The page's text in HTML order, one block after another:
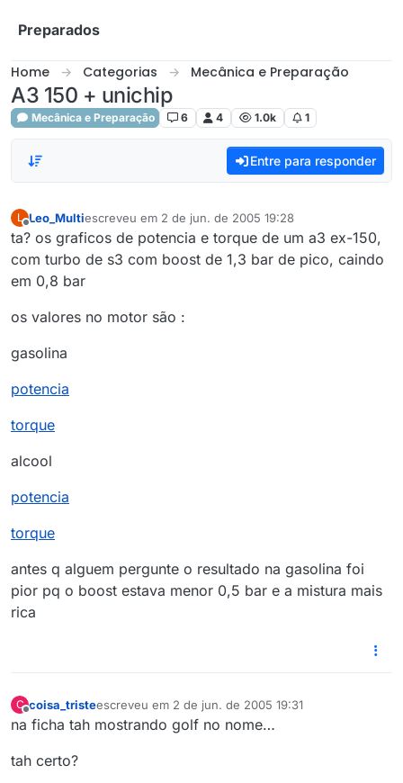
Preparados
Home Categorias Mecânica e Preparação
A3 150 + unichip
Mecânica e Preparação 6 4 1.0k 1
Entre para responder
L
Offline
Leo_Multiescreveu em 2 de jun. de 2005 19:28
última edição por
ta? os graficos de potencia e torque de um a3 ex-150,
com turbo de s3 com boost de 1,3 bar de pico, caindo
em 0,8 bar
os valores no motor são :
gasolina
potencia
torque
alcool
potencia
torque
antes q alguem pergunte o resultado na gasolina foi
pior pq o boost estava menor 0,5 bar e a mistura mais
rica
C
Offline
coisa_tristeescreveu em 2 de jun. de 2005 19:31
última edição por
na ficha tah mostrando golf no nome…
tah certo?